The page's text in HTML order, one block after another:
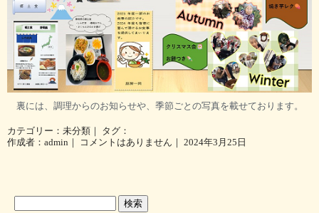
裏には、調理からのお知らせや、季節ごとの写真を載せております。
カテゴリー： 未分類 ｜ タグ：
作成者：admin｜
コメントはありません ｜ 2024年3月25日